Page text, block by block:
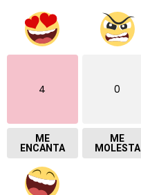
4
ME
ENCANTA
0
ME
MOLESTA